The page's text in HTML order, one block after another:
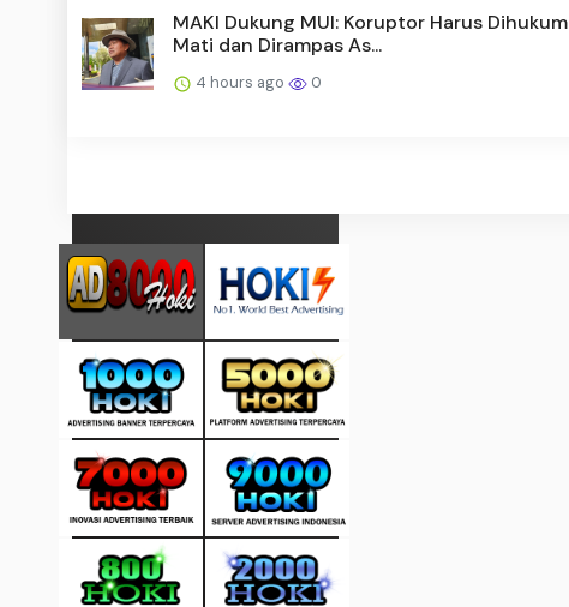
MAKI Dukung MUI: Koruptor Harus Dihukum
Mati dan Dirampas As...
4 hours ago 0